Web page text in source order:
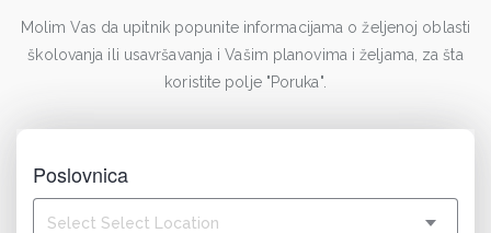
Molim Vas da upitnik popunite informacijama o željenoj oblasti
školovanja ili usavršavanja i Vašim planovima i željama, za šta
koristite polje "Poruka".
Poslovnica
Select Select Location